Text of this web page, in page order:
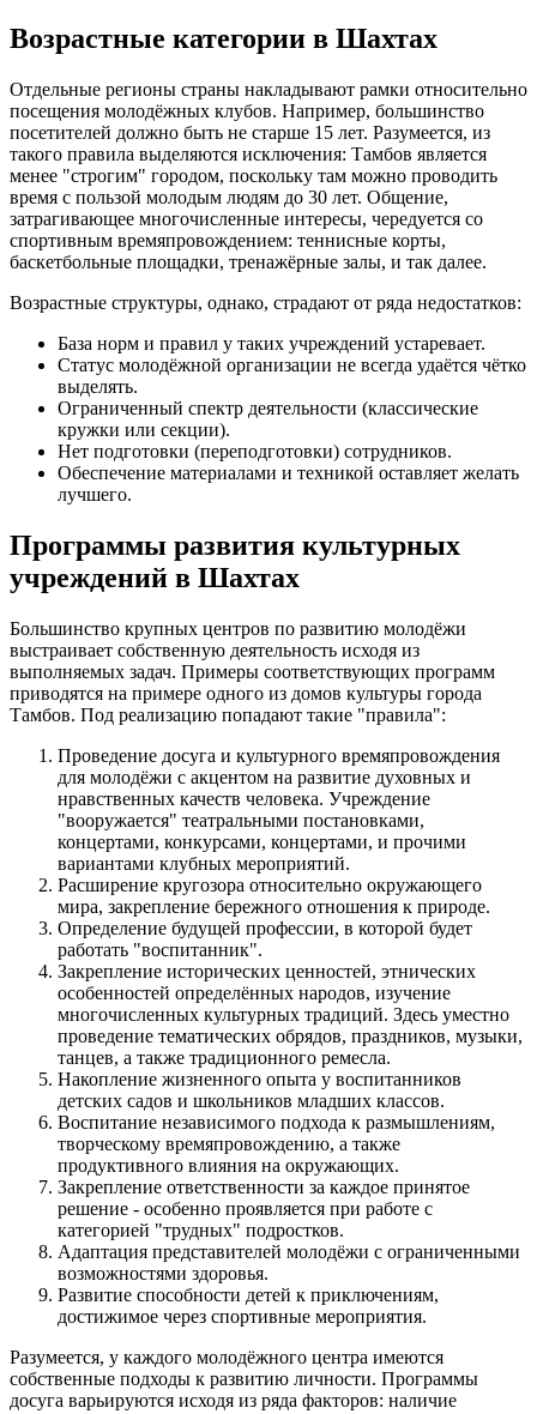
Возрастные категории в Шахтах
Отдельные регионы страны накладывают рамки относительно
посещения молодёжных клубов. Например, большинство
посетителей должно быть не старше 15 лет. Разумеется, из
такого правила выделяются исключения: Тамбов является
менее "строгим" городом, поскольку там можно проводить
время с пользой молодым людям до 30 лет. Общение,
затрагивающее многочисленные интересы, чередуется со
спортивным времяпровождением: теннисные корты,
баскетбольные площадки, тренажёрные залы, и так далее.
Возрастные структуры, однако, страдают от ряда недостатков:
База норм и правил у таких учреждений устаревает.
Статус молодёжной организации не всегда удаётся чётко
выделять.
Ограниченный спектр деятельности (классические
кружки или секции).
Нет подготовки (переподготовки) сотрудников.
Обеспечение материалами и техникой оставляет желать
лучшего.
Программы развития культурных
учреждений в Шахтах
Большинство крупных центров по развитию молодёжи
выстраивает собственную деятельность исходя из
выполняемых задач. Примеры соответствующих программ
приводятся на примере одного из домов культуры города
Тамбов. Под реализацию попадают такие "правила":
Проведение досуга и культурного времяпровождения
для молодёжи с акцентом на развитие духовных и
нравственных качеств человека. Учреждение
"вооружается" театральными постановками,
концертами, конкурсами, концертами, и прочими
вариантами клубных мероприятий.
Расширение кругозора относительно окружающего
мира, закрепление бережного отношения к природе.
Определение будущей профессии, в которой будет
работать "воспитанник".
Закрепление исторических ценностей, этнических
особенностей определённых народов, изучение
многочисленных культурных традиций. Здесь уместно
проведение тематических обрядов, праздников, музыки,
танцев, а также традиционного ремесла.
Накопление жизненного опыта у воспитанников
детских садов и школьников младших классов.
Воспитание независимого подхода к размышлениям,
творческому времяпровождению, а также
продуктивного влияния на окружающих.
Закрепление ответственности за каждое принятое
решение - особенно проявляется при работе с
категорией "трудных" подростков.
Адаптация представителей молодёжи с ограниченными
возможностями здоровья.
Развитие способности детей к приключениям,
достижимое через спортивные мероприятия.
Разумеется, у каждого молодёжного центра имеются
собственные подходы к развитию личности. Программы
досуга варьируются исходя из ряда факторов: наличие